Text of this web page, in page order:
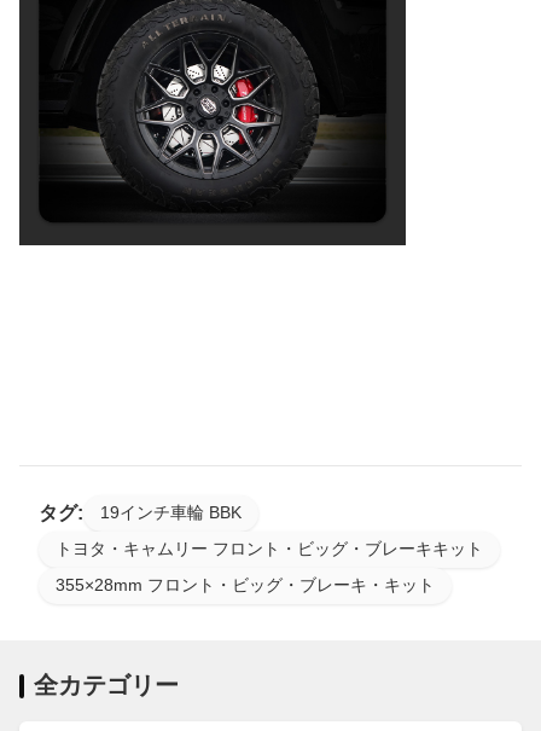
タグ:
19インチ車輪 BBK
トヨタ・キャムリー フロント・ビッグ・ブレーキキット
355×28mm フロント・ビッグ・ブレーキ・キット
全カテゴリー